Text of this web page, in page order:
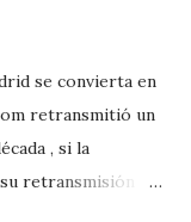
se convierta en
retransmitió un
, si la
retransmisión via